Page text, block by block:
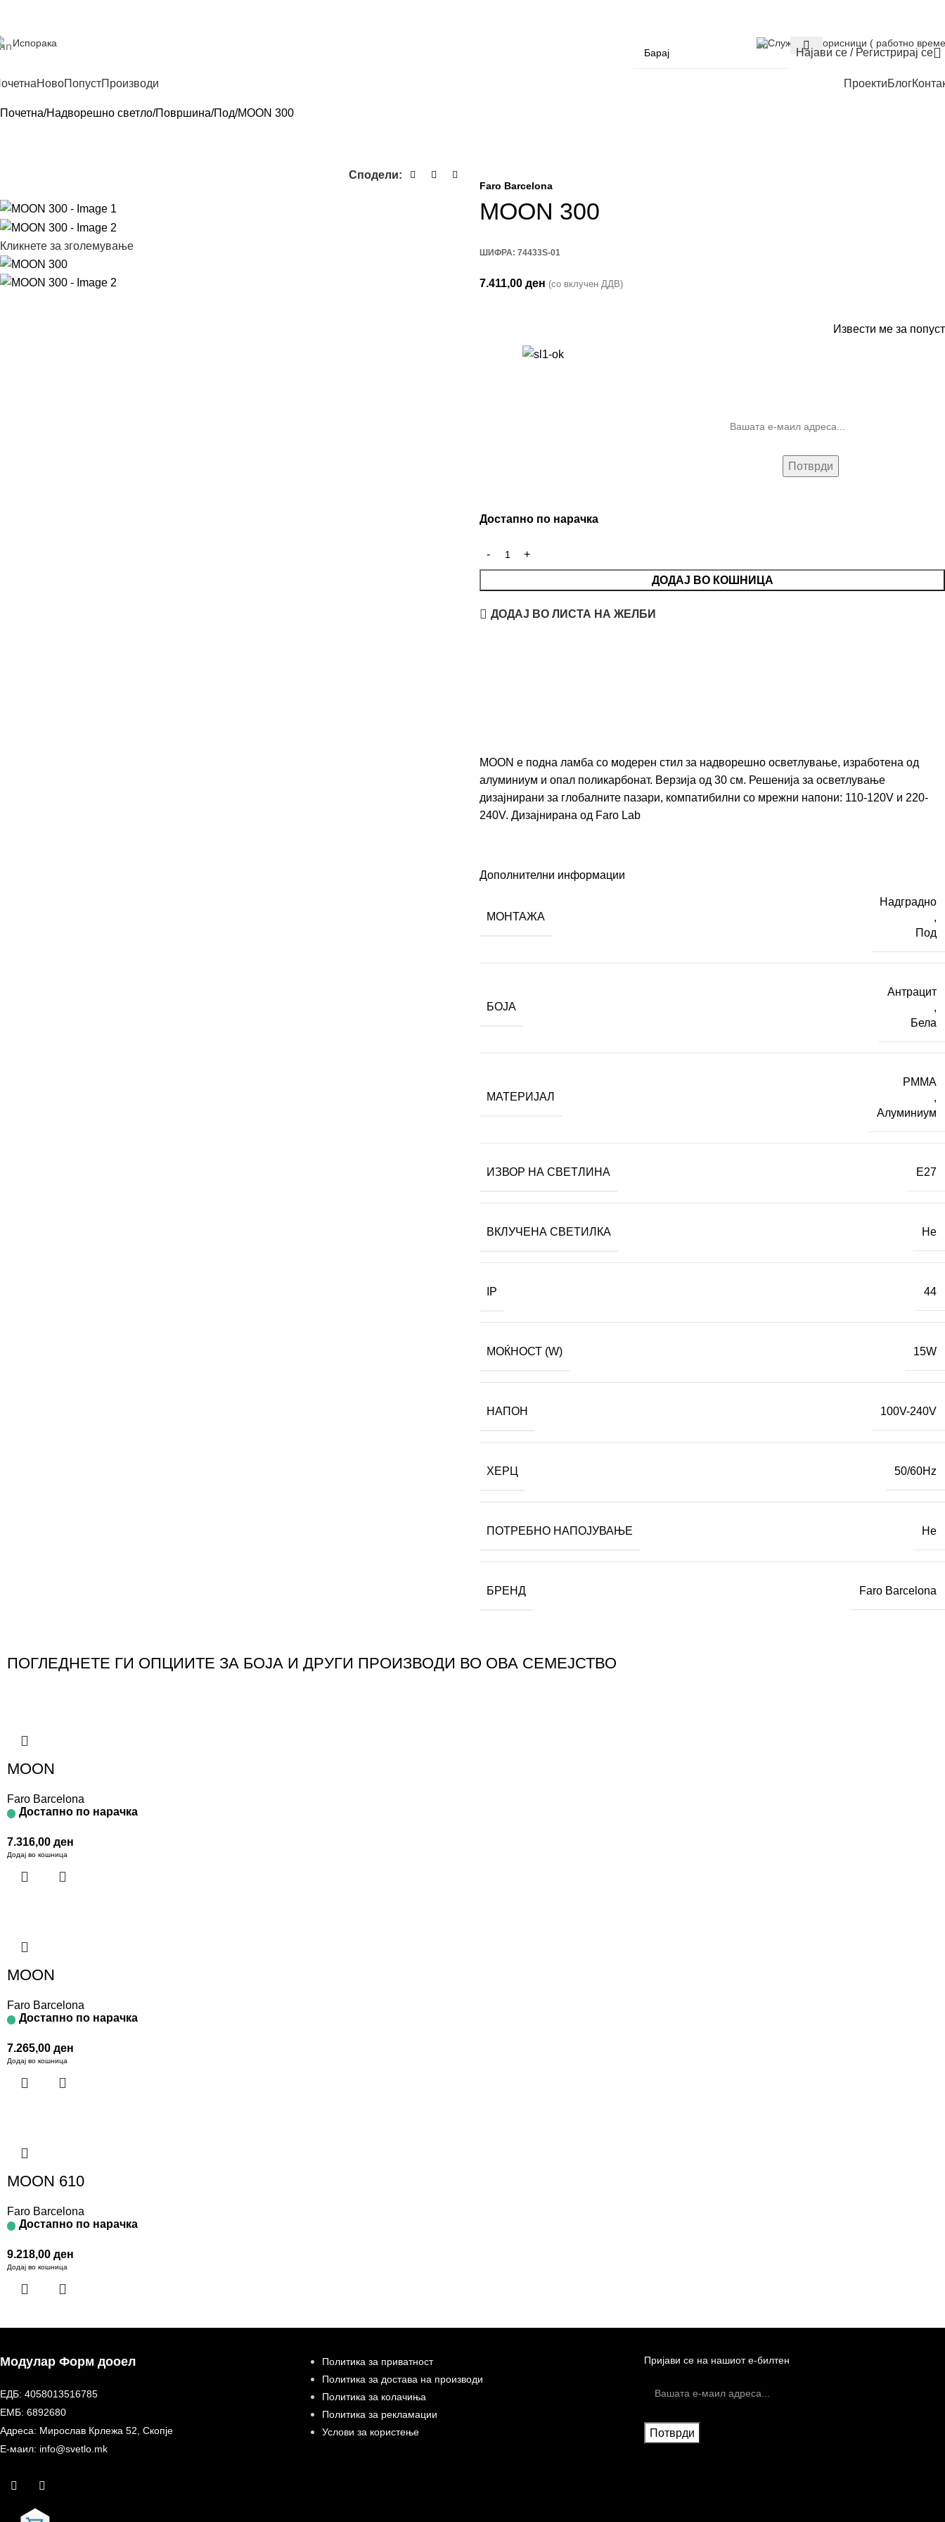
Испорака Служба за корисници ( работно
Најави се / Регистрирај се
НовоПопустПроизводи ПроектиБлог
Почетна Надворешно светло Површина Под MOON 300
Сподели:
Кликнете за зголемување
Faro Barcelona
MOON 300
ШИФРА: 74433S-01
7.411,00 ден (со вклучен ДДВ)
Извести ме за попуст
Достапно по нарачка
ДОДАЈ ВО КОШНИЦА
ДОДАЈ ВО ЛИСТА НА ЖЕЛБИ
MOON е подна ламба со модерен стил за надворешно осветлување, изработена од
алуминиум и опал поликарбонат. Верзија од 30 см. Решенија за осветлување
дизајнирани за глобалните пазари, компатибилни со мрежни напони: 110-120V и 220-
240V. Дизајнирана од Faro Lab
Дополнителни информации
МОНТАЖА
Надградно
,
Под
БОЈА
Антрацит
,
Бела
МАТЕРИЈАЛ
PMMA
,
Алуминиум
ИЗВОР НА СВЕТЛИНА E27
ВКЛУЧЕНА СВЕТИЛКА Не
IP 44
МОЌНОСТ (W) 15W
НАПОН 100V-240V
ХЕРЦ 50/60Hz
ПОТРЕБНО НАПОЈУВАЊЕ Не
БРЕНД Faro Barcelona
ПОГЛЕДНЕТЕ ГИ ОПЦИИТЕ ЗА БОЈА И ДРУГИ ПРОИЗВОДИ ВО ОВА СЕМЕЈСТВО
MOON
Faro Barcelona
Достапно по нарачка
7.316,00 ден
Додај во кошница
MOON
Faro Barcelona
Достапно по нарачка
7.265,00 ден
Додај во кошница
MOON 610
Faro Barcelona
Достапно по нарачка
9.218,00 ден
Додај во кошница
Модулар Форм дооел
ЕДБ: 4058013516785
ЕМБ: 6892680
Адреса: Мирослав Крлежа 52, Скопје
Е-маил: info@svetlo.mk
Политика за приватност
Политика за достава на производи
Политика за колачиња
Политика за рекламации
Услови за користење
Пријави се на нашиот е-билтен